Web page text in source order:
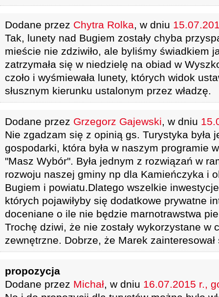
Dodane przez Chytra Rolka, w dniu
Tak, lunety nad Bugiem zostały chyba
mieście nie zdziwiło, ale byliśmy świadkiem
zatrzymała się w niedzielę na obiad w
czoło i wyśmiewała lunety, których widok
słusznym kierunku ustalonym przez władzę.
Dodane przez Grzegorz Gajewski, w dniu
Nie zgadzam się z opinią gs. Turystyka była
gospodarki, która była w naszym programie
"Masz Wybór". Była jednym z rozwiązań w
rozwoju naszej gminy np dla Kamieńczyka i
Bugiem i powiatu.Dlatego wszelkie
których pojawiłyby się dodatkowe prywatne
doceniane o ile nie będzie marnotrawstwa
Trochę dziwi, że nie zostały wykorzystane w
zewnętrzne. Dobrze, że Marek
propozycja
Dodane przez Michał, w dniu 16.07.2015 r.,